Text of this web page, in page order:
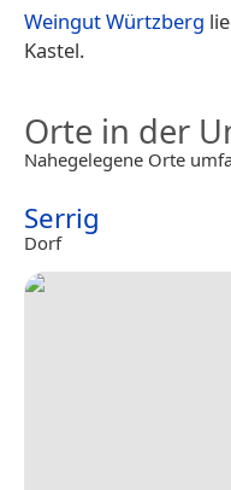
Weingut Würtzberg
Kastel.
Orte in der
Nahegelegene Orte
Serrig
Dorf